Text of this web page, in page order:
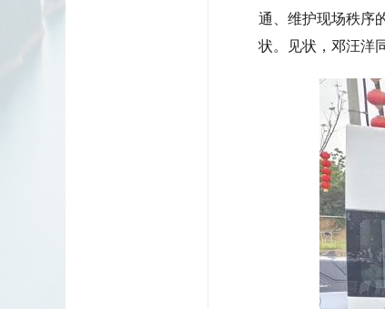
通、维护现场秩序
状。见状，邓汪洋